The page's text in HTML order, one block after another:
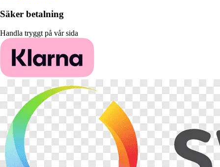
Säker betalning
Handla tryggt på vår sida